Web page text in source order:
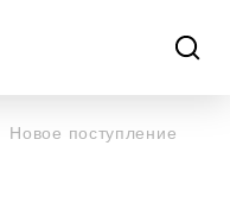
Новое поступление